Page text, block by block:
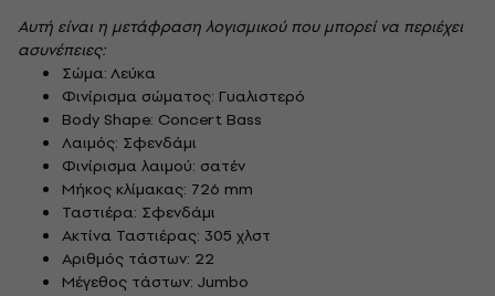
Αυτή είναι η μετάφραση λογισμικού που μπορεί να περιέχει
ασυνέπειες:
Σώμα: Λεύκα
Φινίρισμα σώματος: Γυαλιστερό
Body Shape: Concert Bass
Λαιμός: Σφενδάμι
Φινίρισμα λαιμού: σατέν
Μήκος κλίμακας: 726 mm
Ταστιέρα: Σφενδάμι
Ακτίνα Ταστιέρας: 305 χλστ
Αριθμός τάστων: 22
Μέγεθος τάστων: Jumbo